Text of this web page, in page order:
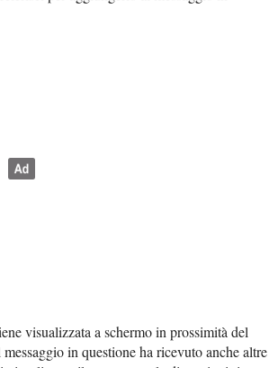
visualizzata a schermo in prossimità del
in questione ha ricevuto anche altre